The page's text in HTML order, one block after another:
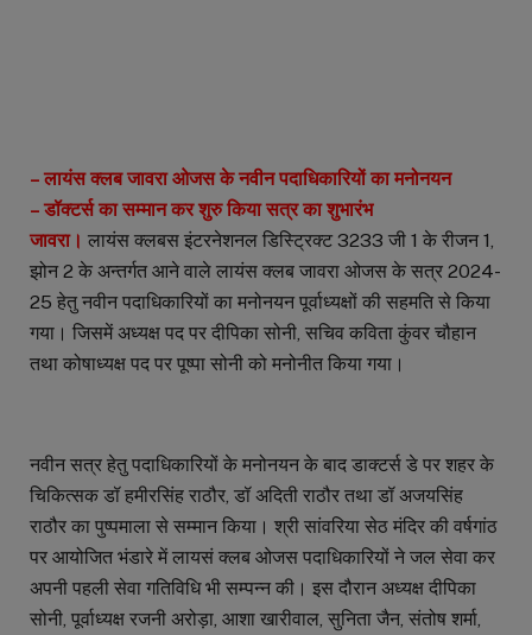
– लायंस क्लब जावरा ओजस के नवीन पदाधिकारियों का मनोनयन
– डॉक्टर्स का सम्मान कर शुरु किया सत्र का शुभारंभ
जावरा। लायंस क्लबस इंटरनेशनल डिस्ट्रिक्ट 3233 जी 1 के रीजन 1,
झोन 2 के अन्तर्गत आने वाले लायंस क्लब जावरा ओजस के सत्र 2024-
25 हेतु नवीन पदाधिकारियों का मनोनयन पूर्वाध्यक्षों की सहमति से किया
गया। जिसमें अध्यक्ष पद पर दीपिका सोनी, सचिव कविता कुंवर चौहान
तथा कोषाध्यक्ष पद पर पूष्पा सोनी को मनोनीत किया गया।
नवीन सत्र हेतु पदाधिकारियों के मनोनयन के बाद डाक्टर्स डे पर शहर के
चिकित्सक डॉ हमीरसिंह राठौर, डॉ अदिती राठौर तथा डॉ अजयसिंह
राठौर का पुष्पमाला से सम्मान किया। श्री सांवरिया सेठ मंदिर की वर्षगांठ
पर आयोजित भंडारे में लायसं क्लब ओजस पदाधिकारियों ने जल सेवा कर
अपनी पहली सेवा गतिविधि भी सम्पन्न की। इस दौरान अध्यक्ष दीपिका
सोनी, पूर्वाध्यक्ष रजनी अरोड़ा, आशा खारीवाल, सुनिता जैन, संतोष शर्मा,